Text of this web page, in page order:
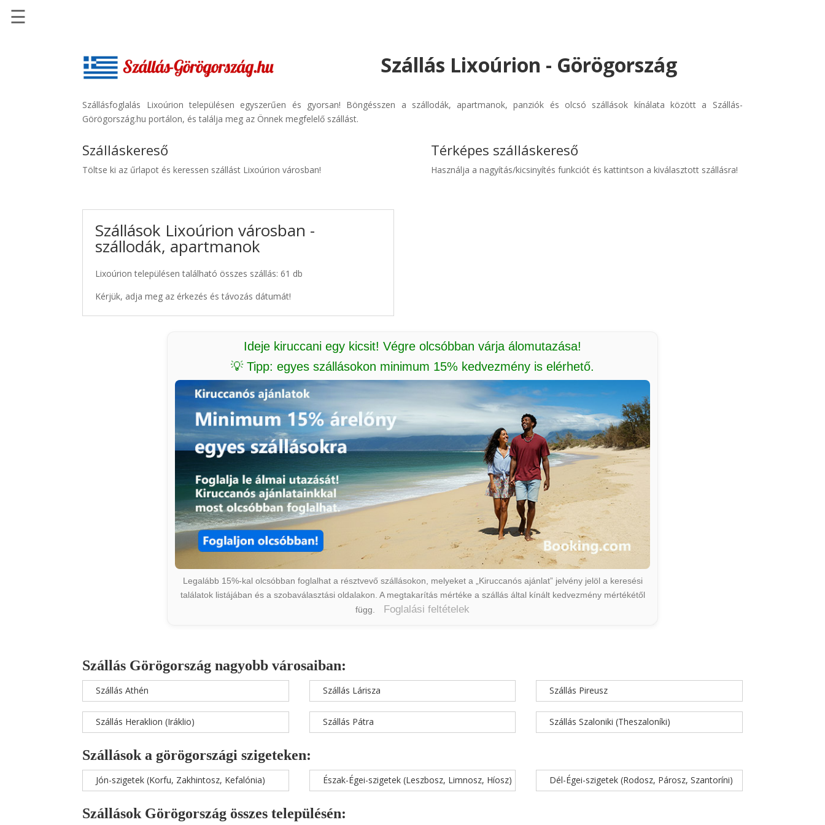
Szállásinfo.eu
Repülőjegy
Autóbérlés
☰
Szállás Lixoúrion - Görögország
Szállásfoglalás Lixoúrion településen egyszerűen és gyorsan! Böngésszen a szállodák, apartmanok, panziók és olcsó szállások kínálata között a Szállás-
Görögország.hu portálon, és találja meg az Önnek megfelelő szállást.
Szálláskereső
Töltse ki az űrlapot és keressen szállást Lixoúrion városban!
Szállások Lixoúrion városban -
szállodák, apartmanok
Lixoúrion településen található összes szállás: 61 db
Kérjük, adja meg az érkezés és távozás dátumát!
Térképes szálláskereső
Használja a nagyítás/kicsinyítés funkciót és kattintson a kiválasztott szállásra!
Ideje kiruccani egy kicsit! Végre olcsóbban várja álomutazása!
💡 Tipp: egyes szállásokon minimum 15% kedvezmény is elérhető.
Legalább 15%-kal olcsóbban foglalhat a résztvevő szállásokon, melyeket a „Kiruccanós ajánlat” jelvény jelöl a keresési
találatok listájában és a szobaválasztási oldalakon. A megtakarítás mértéke a szállás által kínált kedvezmény mértékétől
függ.
Foglalási feltételek
Szállás Görögország nagyobb városaiban:
Szállás Athén
Szállás Heraklion (Iráklio)
Szállás Lárisza
Szállás Pátra
Szállás Pireusz
Szállás Szaloniki (Theszaloníki)
Szállások a görögországi szigeteken:
Jón-szigetek (Korfu, Zakhintosz, Kefalónia) Észak-Égei-szigetek (Leszbosz, Limnosz, Híosz) Dél-Égei-szigetek (Rodosz, Párosz, Szantoríni)
Szállások Görögország összes településén: